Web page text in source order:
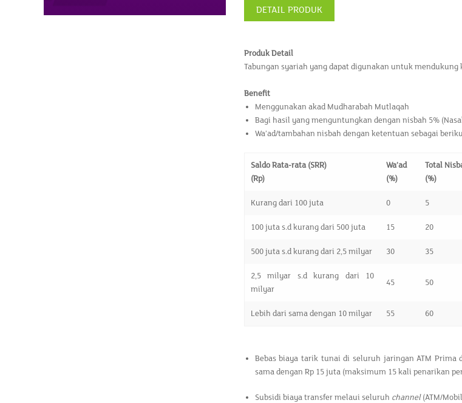
DETAIL PRODUK
Produk Detail
Tabungan syariah yang dapat digunakan untuk
Benefit
Menggunakan akad Mudharabah Mutlaqah
Bagi hasil yang menguntungkan dengan nisbah 5%
Wa’ad/tambahan nisbah dengan ketentuan sebagai
Saldo Rata-rata (SRR)
(Rp)
Wa’ad
(%)
Total
(%)
Kurang dari 100 juta 0 5
100 juta s.d kurang dari 500 juta 15 20
500 juta s.d kurang dari 2,5 milyar 30 35
2,5 milyar s.d kurang dari 10
milyar
45 50
Lebih dari sama dengan 10 milyar 55 60
Bebas biaya tarik tunai di seluruh jaringan ATM Prima
sama dengan Rp 15 juta (maksimum 15 kali penarikan
Subsidi biaya transfer melaui seluruh channel(ATM/